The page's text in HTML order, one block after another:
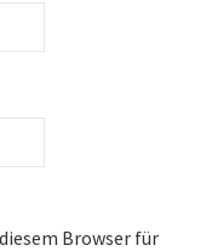
Browser für